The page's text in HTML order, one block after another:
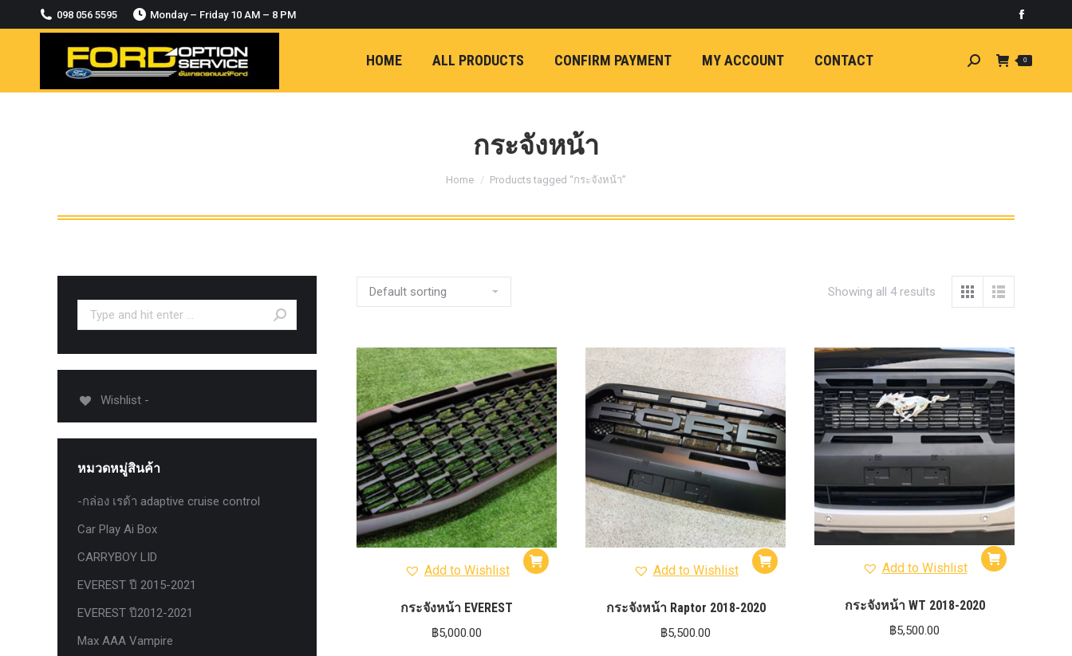
098 056 5595 Monday – Friday 10 AM – 8 PM
HOME ALL PRODUCTS CONFIRM PAYMENT MY ACCOUNT CONTACT Search: 0
กระจังหน้า
You are here:
Home Products tagged “กระจังหน้า”
Showing all 4 results
Add to Wishlist
กระจังหน้า EVEREST
฿5,000.00
Add to Wishlist
กระจังหน้า Raptor 2018-2020
฿5,500.00
Add to Wishlist
กระจังหน้า WT 2018-2020
฿5,500.00
Search:
Wishlist -
หมวดหมู่สินค้า
-กล่อง เรด้า adaptive cruise control
Car Play Ai Box
CARRYBOY LID
EVEREST ปี 2015-2021
EVEREST ปี2012-2021
Max AAA Vampire
MODULE CCM. ระบบ Adaptive For Ford
ranger Everest 2015-2018
OASIS WHEELS
ROLLER LID HAMER
TRAILER BALL
ULTIMATE SHACKLES
Uncategorized
USB TypeA และ TypeC แท้ตรงรุ่น
VCM 2 license แท้ 1 ปี •• FOR FORD
MAZDA •• IDS.
Raptor 2011-2021
กระจกมองข้าง F-150 USA สำหรับ
Ranger Raptor Everest ปี2012+ 1 คู่
กระจังหน้า EVEREST
กระจังหน้า FORD
กระจังหน้า RAPTOR
กล่องควบคุมระบบเกียร์ TCM สำหรับรถ :
หน้า กล้องถอยหลัง การ์ดมอเตอร์พวงมาลัยไฟฟ้า
FORD RANGER NEXTGEN 2022 ก้อน
OPTION 4WD ขนาด
1 นิ้ว (25mm) สี
เหลืองก้อนรองหลัง
ปรับองศา OPTION
ตรงรุ่น -FORD RANGER T6ตรง
รุ่น -ISUZU V-CROSS (2012-
ON)
ตรงรุ่น -MAZDA BT50
PRO (2012-ON)ตรงรุ่น -
TOYOTA VIGO ปีกนกปรับองศา Option
4WD ขาวฝาแดง ปีกนกปรับองศา Option
4WD ดำฝาแดง
ปีกนกปรับองศา Option 4WD
ฟ้าฝาแดง ปีกนกปรับองศา Option
4WD เหลืองฝาฟ้า ปีกนกปรับองศา
Option 4WD แดงฝาดำ ห่วงโอเมก้าอลูมิเนียม
OPTION 4WD (สีแดง)
อัพเกรด ไฟหน้า